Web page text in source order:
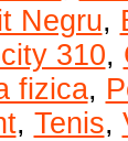
Negru,
310,
fizica,
, Tenis,